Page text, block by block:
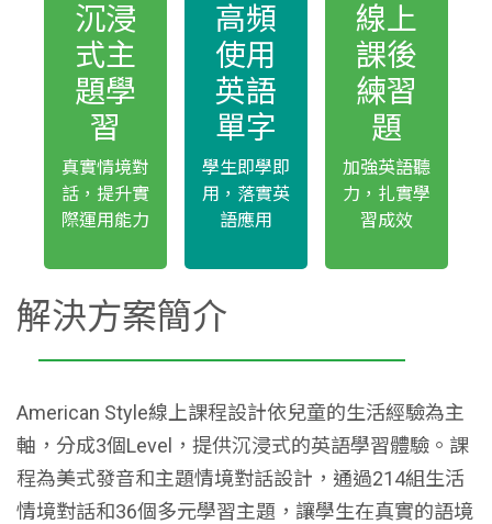
沉浸
式主
題學
習
真實情境對
話，提升實
際運用能力
高頻
使用
英語
單字
學生即學即
用，落實英
語應用
線上
課後
練習
題
加強英語聽
力，扎實學
習成效
解決方案簡介
American Style線上課程設計依兒童的生活經驗為主
軸，分成3個Level，提供沉浸式的英語學習體驗。課
程為美式發音和主題情境對話設計，通過214組生活
情境對話和36個多元學習主題，讓學生在真實的語境